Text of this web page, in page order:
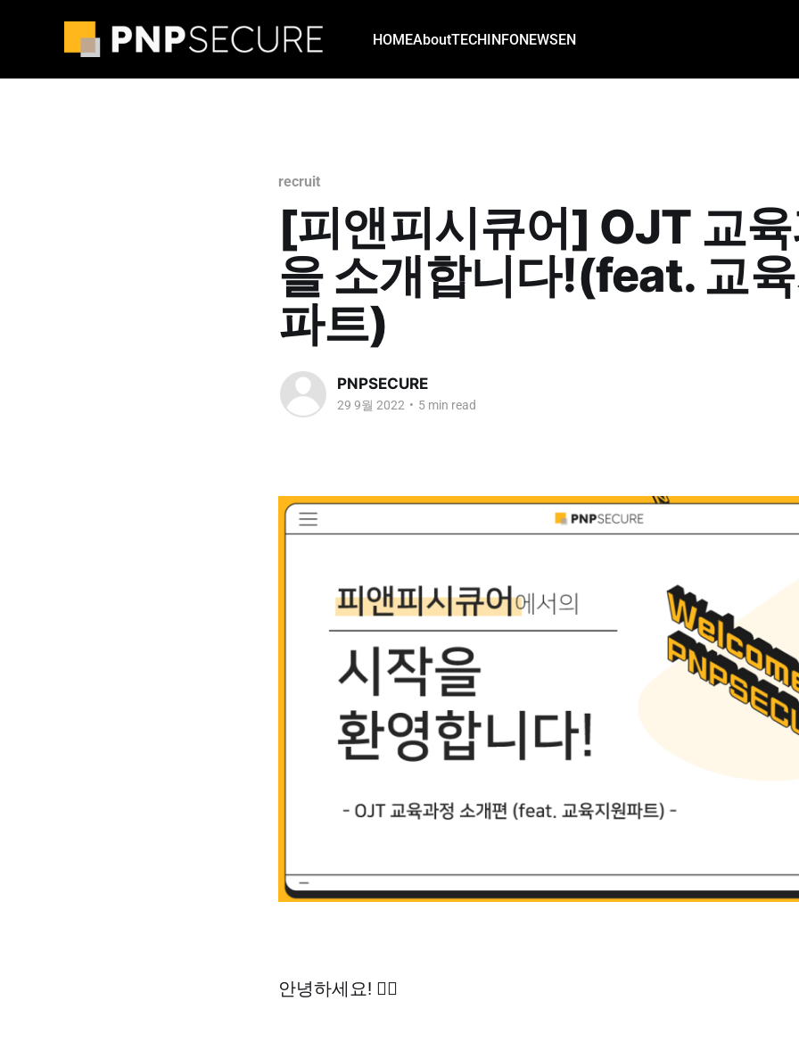
HOMEAboutTECHINFONEWSEN
recruit
[피앤피시큐어] OJT 교
을 소개합니다!(feat. 교
파트)
PNPSECURE
29 9월 2022 • 5 min read
안녕하세요! 🙇‍♂️